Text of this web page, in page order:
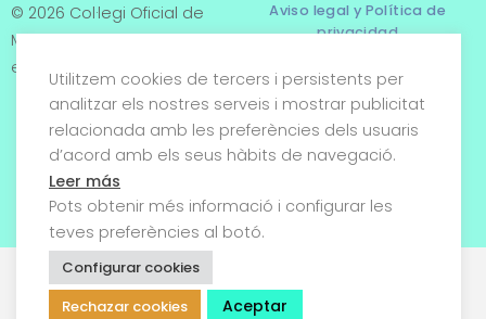
© 2026 Col·legi Oficial de
Metges de Tarragona. Tots
els drets reservats
Aviso legal y Política de
privacidad
Términos y condiciones
Política de cookies
Utilitzem cookies de tercers i persistents per
analitzar els nostres serveis i mostrar publicitat
relacionada amb les preferències dels usuaris
d’acord amb els seus hàbits de navegació.
Leer más
Pots obtenir més informació i configurar les
teves preferències al botó.
Configurar cookies
Rechazar cookies
Aceptar